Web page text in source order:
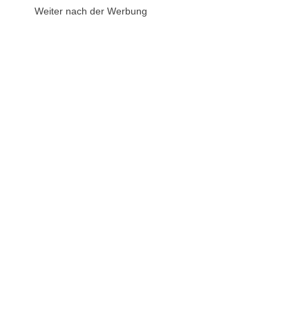
Weiter nach der Werbung